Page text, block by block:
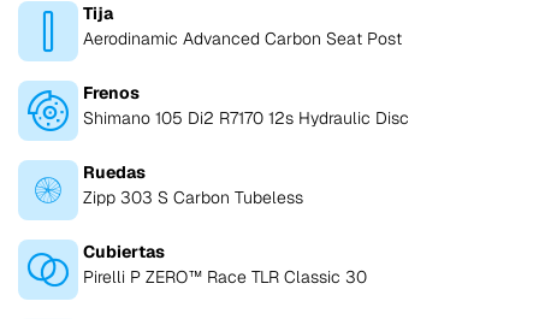
Tija
Aerodinamic Advanced Carbon Seat Post
Frenos
Shimano 105 Di2 R7170 12s Hydraulic Disc
Ruedas
Zipp 303 S Carbon Tubeless
Cubiertas
Pirelli P ZERO™ Race TLR Classic 30